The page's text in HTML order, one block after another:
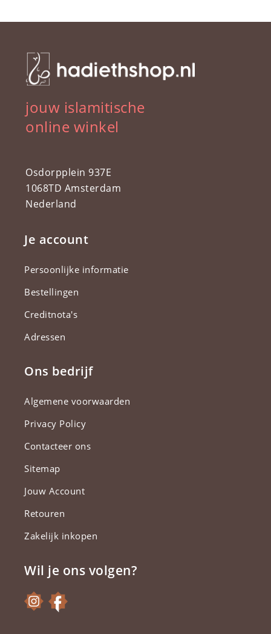
jouw islamitische
online winkel
Osdorpplein 937E
1068TD Amsterdam
Nederland
Je account
Persoonlijke informatie
Bestellingen
Creditnota's
Adressen
Ons bedrijf
Algemene voorwaarden
Privacy Policy
Contacteer ons
Sitemap
Jouw Account
Retouren
Zakelijk inkopen
Wil je ons volgen?